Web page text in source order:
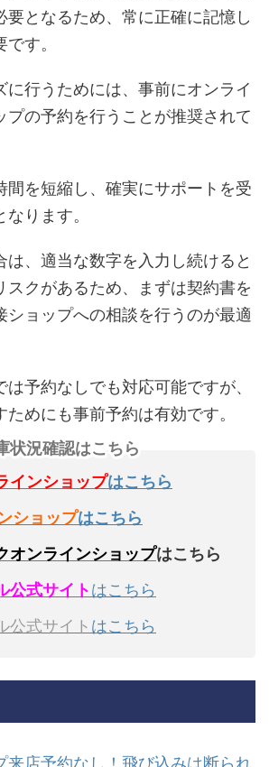
要となるため、常に正確に記憶し
す。
に行うためには、事前にオンライ
プの予約を行うことが推奨されて
間を短縮し、確実にサポートを受
ります。
は、適当な数字を入力し続けると
スクがあるため、まずは契約書を
ショップへの相談を行うのが最適
は予約なしでも対応可能ですが、
めにも事前予約は有効です。
状況確認はこちら
インショップはこちら
ショップはこちら
オンラインショップはこちら
公式サイトはこちら
公式サイト はこちら
来店予約なし！飛び込みは断られ